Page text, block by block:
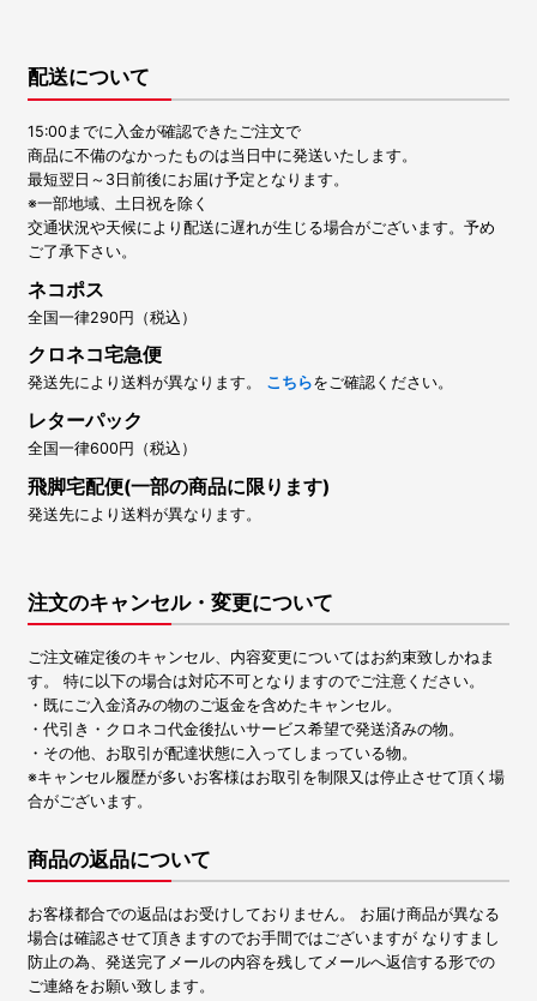
配送について
15:00までに入金が確認できたご注文で
商品に不備のなかったものは当日中に発送いたします。
最短翌日～3日前後にお届け予定となります。
※一部地域、土日祝を除く
交通状況や天候により配送に遅れが生じる場合がございます。予め
ご了承下さい。
ネコポス
全国一律290円（税込）
クロネコ宅急便
発送先により送料が異なります。 こちらをご確認ください。
レターパック
全国一律600円（税込）
飛脚宅配便(一部の商品に限ります)
発送先により送料が異なります。
注文のキャンセル・変更について
ご注文確定後のキャンセル、内容変更についてはお約束致しかねま
す。 特に以下の場合は対応不可となりますのでご注意ください。
・既にご入金済みの物のご返金を含めたキャンセル。
・代引き・クロネコ代金後払いサービス希望で発送済みの物。
・その他、お取引が配達状態に入ってしまっている物。
※キャンセル履歴が多いお客様はお取引を制限又は停止させて頂く場
合がございます。
商品の返品について
お客様都合での返品はお受けしておりません。 お届け商品が異なる
場合は確認させて頂きますのでお手間ではございますが なりすまし
防止の為、発送完了メールの内容を残してメールへ返信する形での
ご連絡をお願い致します。